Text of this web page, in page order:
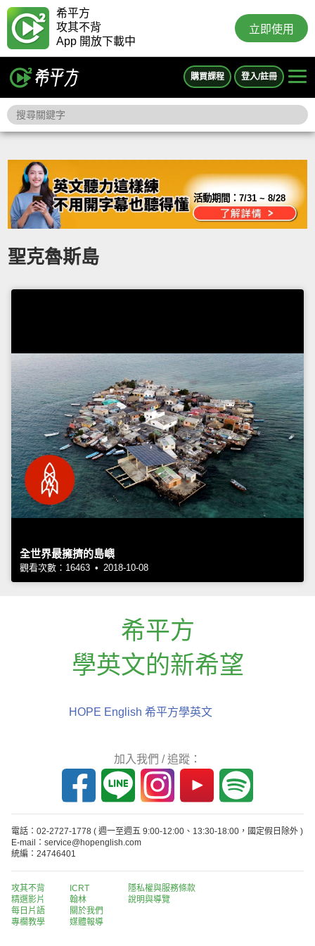
希平方
攻其不背
App 開放下載中
立即使用
購買課程 登入/註冊
活動期間：7/31 ~ 8/28
聖克魯斯島
全世界最擁擠的島嶼
觀看次數：16463 • 2018-10-08
希平方
學英文的新希望
HOPE English 希平方學英文
加入我們 / 追蹤：
電話：02-2727-1778 ( 週一至週五 9:00-12:00、13:30-18:00，國定假日除外 )
E-mail：service@hopenglish.com
統編：24746401
攻其不背
精選影片
每日片語
專欄教學
ICRT
翰林
關於我們
媒體報導
隱私權與服務條款
說明與導覽